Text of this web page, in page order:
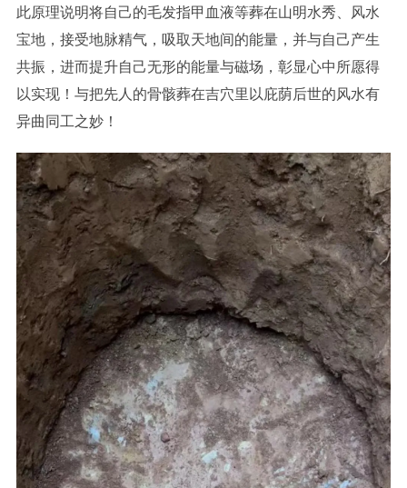
此原理说明将自己的毛发指甲血液等葬在山明水秀、风水
宝地，接受地脉精气，吸取天地间的能量，并与自己产生
共振，进而提升自己无形的能量与磁场，彰显心中所愿得
以实现！与把先人的骨骸葬在吉穴里以庇荫后世的风水有
异曲同工之妙！